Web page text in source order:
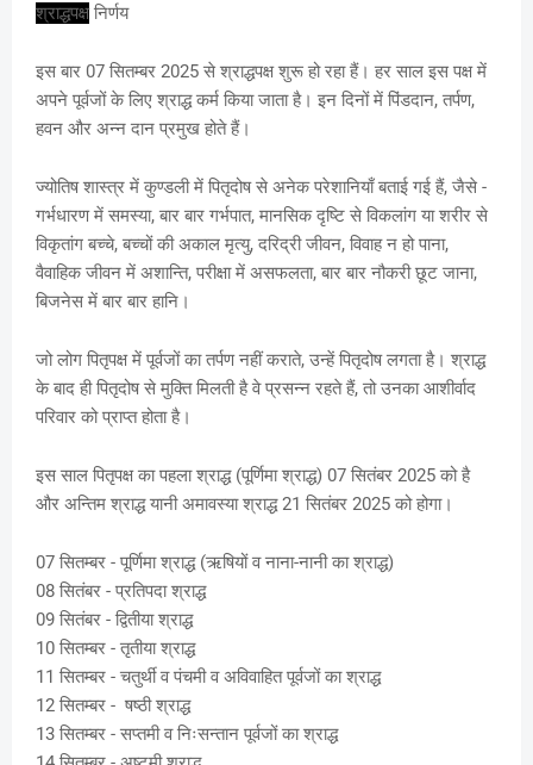
श्राद्धपक्षनिर्णय
इस बार 07 सितम्बर 2025 से श्राद्धपक्ष शुरू हो रहा हैं। हर साल इस पक्ष में
अपने पूर्वजों के लिए श्राद्ध कर्म किया जाता है। इन दिनों में पिंडदान, तर्पण,
हवन और अन्न दान प्रमुख होते हैं।
ज्योतिष शास्त्र में कुण्डली में पितृदोष से अनेक परेशानियाँ बताई गई हैं, जैसे -
गर्भधारण में समस्या, बार बार गर्भपात, मानसिक दृष्टि से विकलांग या शरीर से
विकृतांग बच्चे, बच्चों की अकाल मृत्यु, दरिद्री जीवन, विवाह न हो पाना,
वैवाहिक जीवन में अशान्ति, परीक्षा में असफलता, बार बार नौकरी छूट जाना,
बिजनेस में बार बार हानि।
जो लोग पितृपक्ष में पूर्वजों का तर्पण नहीं कराते, उन्हें पितृदोष लगता है। श्राद्ध
के बाद ही पितृदोष से मुक्ति मिलती है वे प्रसन्‍न रहते हैं, तो उनका आशीर्वाद
परिवार को प्राप्‍त होता है।
इस साल पितृपक्ष का पहला श्राद्ध (पूर्णिमा श्राद्ध) 07 सितंबर 2025 को है
और अन्तिम श्राद्ध यानी अमावस्या श्राद्ध 21 सितंबर 2025 को होगा।
07 सितम्बर - पूर्णिमा श्राद्ध (ऋषियों व नाना-नानी का श्राद्ध)
08 सितंबर - प्रतिपदा श्राद्ध
09 सितंबर - द्वितीया श्राद्ध
10 सितम्बर - तृतीया श्राद्ध
11 सितम्बर - चतुर्थी व पंचमी व अविवाहित पूर्वजों का श्राद्ध
12 सितम्बर - षष्ठी श्राद्ध
13 सितम्बर - सप्तमी व निःसन्तान पूर्वजों का श्राद्ध